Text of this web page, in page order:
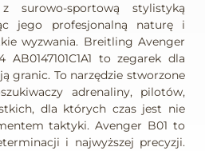
surowo-sportową stylistyką
jego profesjonalną naturę i
wyzwania. Breitling Avenger
to zegarek dla
granic. To narzędzie stworzone
adrenaliny, pilotów,
dla których czas jest nie
taktyki. Avenger B01 to
i najwyższej precyzji.